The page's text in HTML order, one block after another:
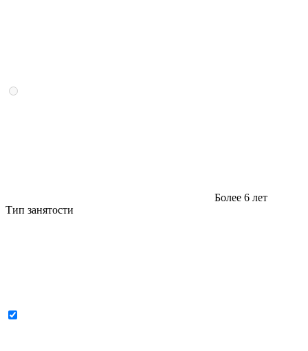
Более 6 лет
Тип занятости